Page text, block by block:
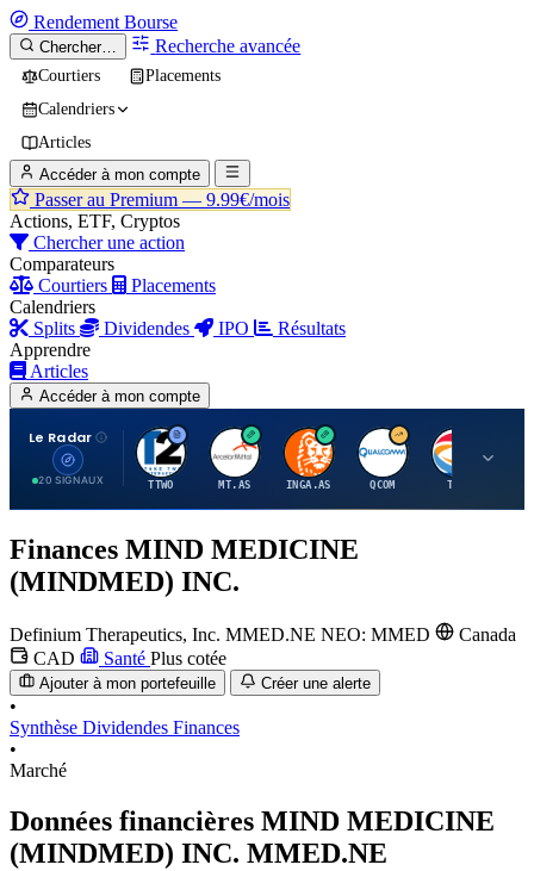
Rendement Bourse
Chercher… Recherche avancée
Courtiers
Placements
Calendriers
Articles
Accéder à mon compte
Passer au Premium — 9.99€/mois
Actions, ETF, Cryptos
Chercher une action
Comparateurs
Courtiers
Placements
Calendriers
Splits
Dividendes IPO
Résultats
Apprendre
Articles
Accéder à mon compte
Le Radar
20 SIGNAUX
T
TTWO
A
MT.AS
I
INGA.AS
Q
QCOM
T
TTE
Finances MIND MEDICINE
(MINDMED) INC.
Definium Therapeutics, Inc. MMED.NE NEO: MMED
Canada
CAD
Santé Plus cotée
Ajouter à mon portefeuille Créer une alerte
•
Synthèse Dividendes Finances
•
Marché
Données financières MIND MEDICINE
(MINDMED) INC. MMED.NE